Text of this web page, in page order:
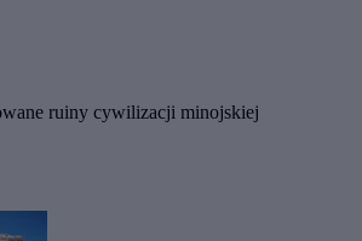
ruiny cywilizacji minojskiej